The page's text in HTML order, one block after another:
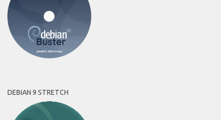
DEBIAN 9 STRETCH